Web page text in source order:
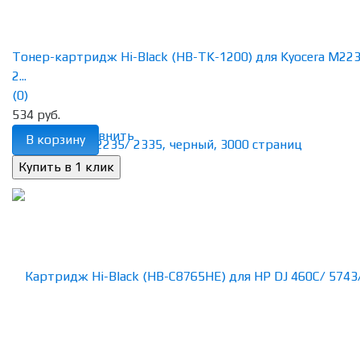
избранное сравнить
Тонер-картридж Hi-Black (HB-TK-1200) для Kyocera
2...
(0)
534 руб.
В корзину